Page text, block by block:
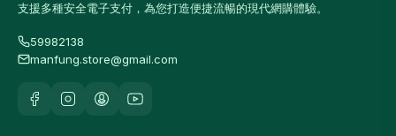
支援多種安全電子支付，為您打造便捷流暢的現代網購體驗。
59982138
manfung.store@gmail.com